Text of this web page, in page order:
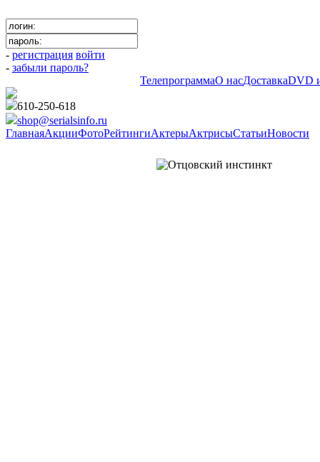
- регистрация войти
- забыли пароль?
ТелепрограммаО насДоставкаDVD
610-250-618
shop@serialsinfo.ru
ГлавнаяАкцииФотоРейтингиАктерыАктрисыСтатьиНовости